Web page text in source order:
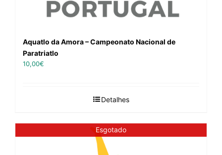
Aquatlo da Amora – Campeonato Nacional de
Paratriatlo
10,00€
Detalhes
Esgotado